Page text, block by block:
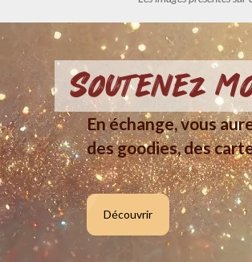
Soutenez
En échange, vous
des goodies, des
Découvrir